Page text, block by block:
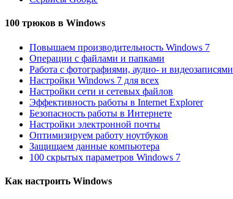
100 трюков в Windows
Повышаем производительность Windows 7
Операции с файлами и папками
Работа с фотографиями, аудио- и видеозаписями
Настройки Windows 7 для всех
Настройки сети и сетевых файлов
Эффективность работы в Internet Explorer
Безопасность работы в Интернете
Настройки электронной почты
Оптимизируем работу ноутбуков
Защищаем данные компьютера
100 скрытых параметров Windows 7
Как настроить Windows